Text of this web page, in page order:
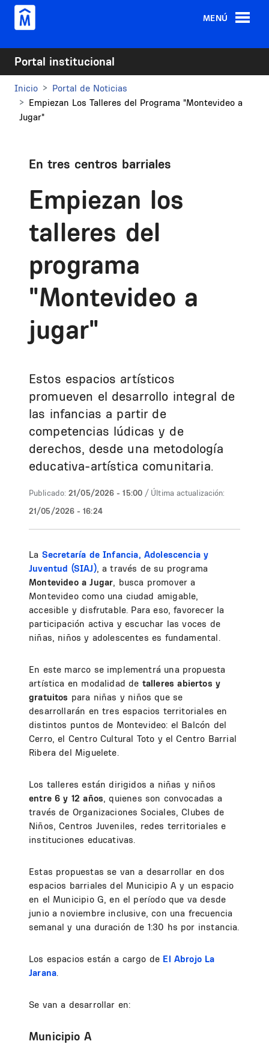
Pasar al contenido principal
MENÚ
Portal institucional
Inicio
Portal de Noticias
Empiezan Los Talleres del Programa "Montevideo a
Jugar"
En tres centros barriales
Empiezan los
talleres del
programa
"Montevideo a
jugar"
Estos espacios artísticos
promueven el desarrollo integral de
las infancias a partir de
competencias lúdicas y de
derechos, desde una metodología
educativa-artística comunitaria.
Publicado: 21/05/2026 - 15:00 / Última actualización:
21/05/2026 - 16:24
La Secretaría de Infancia, Adolescencia y
Juventud (SIAJ), a través de su programa
Montevideo a Jugar, busca promover a
Montevideo como una ciudad amigable,
accesible y disfrutable. Para eso, favorecer la
participación activa y escuchar las voces de
niñas, niños y adolescentes es fundamental.
En este marco se implementrá una propuesta
artística en modalidad de talleres abiertos y
gratuitos para niñas y niños que se
desarrollarán en tres espacios territoriales en
distintos puntos de Montevideo: el Balcón del
Cerro, el Centro Cultural Toto y el Centro Barrial
Ribera del Miguelete.
Los talleres están dirigidos a niñas y niños
entre 6 y 12 años, quienes son convocadas a
través de Organizaciones Sociales, Clubes de
Niños, Centros Juveniles, redes territoriales e
instituciones educativas.
Estas propuestas se van a desarrollar en dos
espacios barriales del Municipio A y un espacio
en el Municipio G, en el período que va desde
junio a noviembre inclusive, con una frecuencia
semanal y una duración de 1:30 hs por instancia.
Los espacios están a cargo de El Abrojo La
Jarana.
Se van a desarrollar en:
Municipio A